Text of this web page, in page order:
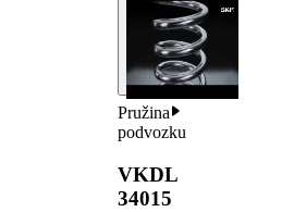
Pružina
podvozku
VKDL
34015